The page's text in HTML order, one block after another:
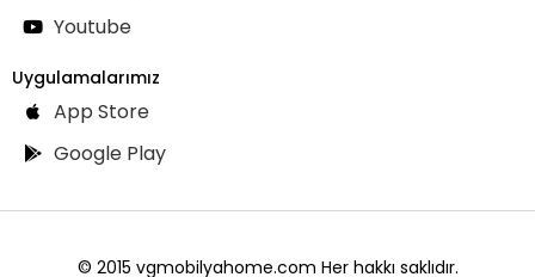
Youtube
Uygulamalarımız
App Store
Google Play
© 2015 vgmobilyahome.com Her hakkı saklıdır.